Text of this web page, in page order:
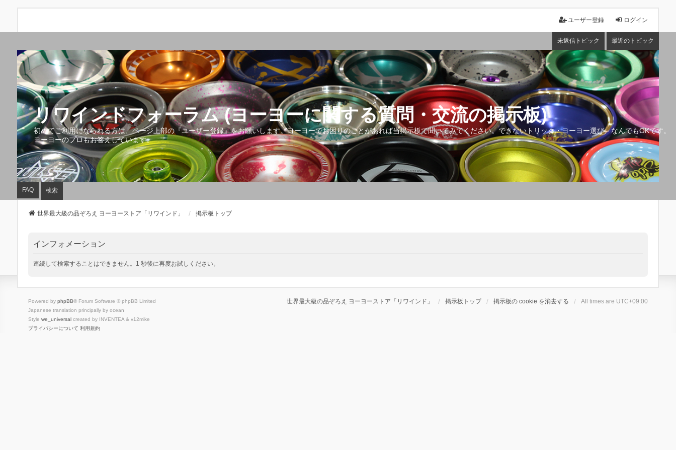
ログイン
ユーザー登録
未返信トピック 最近のトピック
リワインドフォーラム (ヨーヨーに関する質問・交流の掲示板)
初めてご利用になられる方は、ページ上部の『ユーザー登録』をお願いします。ヨーヨーでお困りのことがあれば当掲示板で聞いてみてください。できないトリック・ヨーヨー選び、なんでもOKです。
ヨーヨーのプロもお答えしています。
FAQ 検索
世界最大級の品ぞろえ ヨーヨーストア「リワインド」 掲示板トップ
インフォメーション
連続して検索することはできません。1 秒後に再度お試しください。
世界最大級の品ぞろえ ヨーヨーストア「リワインド」 掲示板トップ 掲示板の cookie を消去する All times are UTC+09:00
Powered by phpBB® Forum Software © phpBB Limited
Japanese translation principally by ocean
Style we_universalcreated by INVENTEA & v12mike
プライバシーについて 利用規約